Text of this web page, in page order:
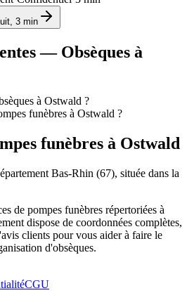
3 min
— Obsèques à
à Ostwald ?
funèbres à Ostwald ?
funèbres à Ostwald
Bas-Rhin (67), située dans la
de pompes funèbres répertoriées à
dispose de coordonnées complètes,
clients pour vous aider à faire le
d'obsèques.
CGU